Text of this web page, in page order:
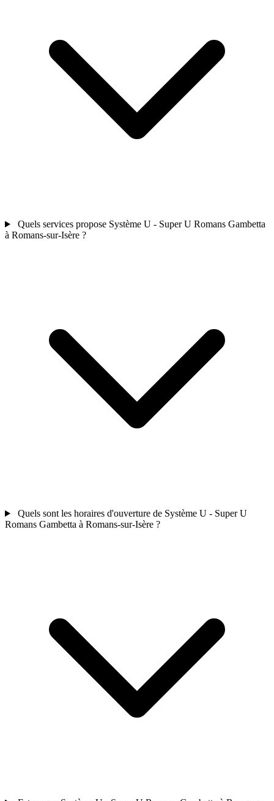
Quels services propose Système U - Super U Romans Gambetta
à Romans-sur-Isère ?
Quels sont les horaires d'ouverture de Système U - Super U
Romans Gambetta à Romans-sur-Isère ?